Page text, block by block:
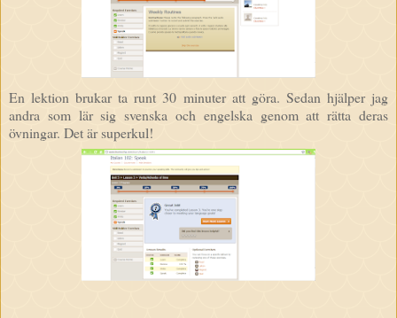
En lektion brukar ta runt 30 minuter att göra. Sedan hjälper jag
andra som lär sig svenska och engelska genom att rätta deras
övningar. Det är superkul!